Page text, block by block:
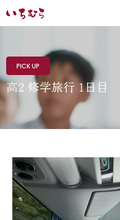
PICK UP
高2 修学旅行 1日目